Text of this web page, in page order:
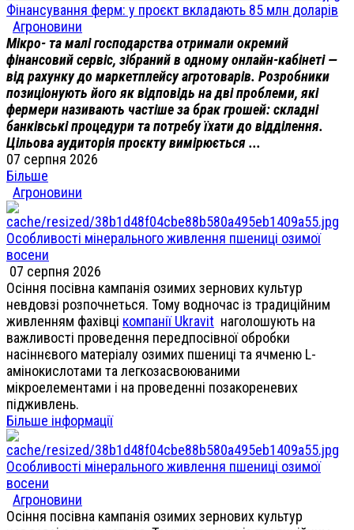
Фінансування ферм: у проєкт вкладають 85 млн доларів
Агроновини
Мікро- та малі господарства отримали окремий
фінансовий сервіс, зібраний в одному онлайн-кабінеті —
від рахунку до маркетплейсу агротоварів. Розробники
позиціонують його як відповідь на дві проблеми, які
фермери називають частіше за брак грошей: складні
банківські процедури та потребу їхати до відділення.
Цільова аудиторія проєкту вимірюється ...
07 серпня 2026
Більше
Агроновини
Особливості мінерального живлення пшениці озимої
восени
07 серпня 2026
Осіння посівна кампанія озимих зернових культур
невдовзі розпочнеться. Тому водночас із традиційним
живленням фахівці компанії Ukravit наголошують на
важливості проведення передпосівної обробки
насіннєвого матеріалу озимих пшениці та ячменю L-
амінокислотами та легкозасвоюваними
мікроелементами і на проведенні позакореневих
підживлень.
Більше інформації
Особливості мінерального живлення пшениці озимої
восени
Агроновини
Осіння посівна кампанія озимих зернових культур